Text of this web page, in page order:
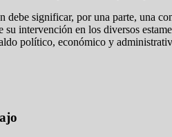
debe significar, por una parte, una
su intervención en los diversos
político, económico y